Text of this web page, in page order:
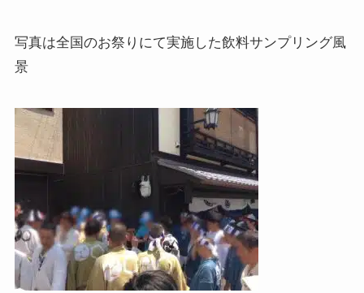
写真は全国のお祭りにて実施した飲料サンプリング風
景